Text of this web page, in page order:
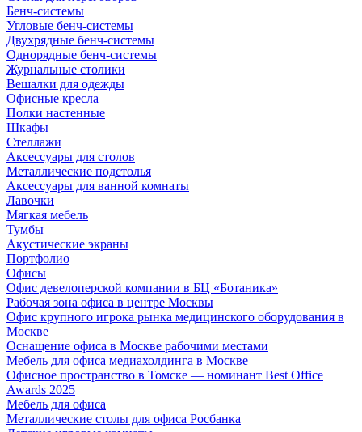
Бенч-системы
Угловые бенч-системы
Двухрядные бенч-системы
Однорядные бенч-системы
Журнальные столики
Вешалки для одежды
Офисные кресла
Полки настенные
Шкафы
Стеллажи
Аксессуары для столов
Металлические подстолья
Аксессуары для ванной комнаты
Лавочки
Мягкая мебель
Тумбы
Акустические экраны
Портфолио
Офисы
Офис девелоперской компании в БЦ «Ботаника»
Рабочая зона офиса в центре Москвы
Офис крупного игрока рынка медицинского оборудования в
Москве
Оснащение офиса в Москве рабочими местами
Мебель для офиса медиахолдинга в Москве
Офисное пространство в Томске — номинант Best Office
Awards 2025
Мебель для офиса
Металлические столы для офиса Росбанка